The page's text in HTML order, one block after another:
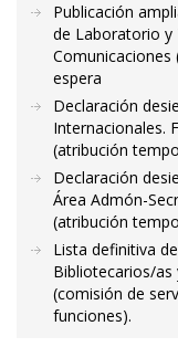
Publicación
de Laboratorio y
Comunicaciones
espera
Declaración
Internacionales.
(atribución
Declaración
Área Admón-
(atribución
Lista definitiva
Bibliotecarios/
(comisión de
funciones).